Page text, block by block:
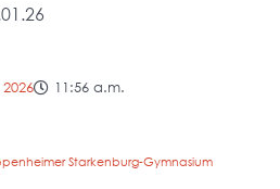
11:56 a.m.
Starkenburg-Gymnasium